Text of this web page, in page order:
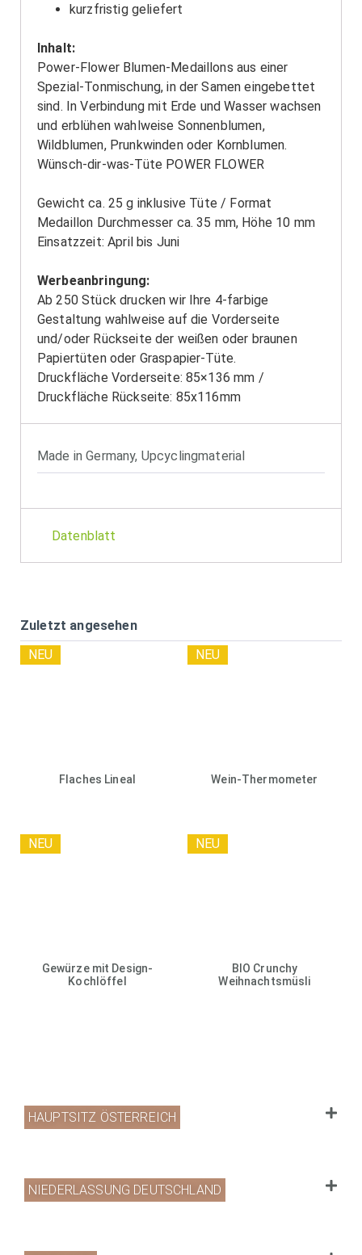
kurzfristig geliefert
Inhalt:
Power-Flower Blumen-Medaillons aus einer
Spezial-Tonmischung, in der Samen eingebettet
sind. In Verbindung mit Erde und Wasser wachsen
und erblühen wahlweise Sonnenblumen,
Wildblumen, Prunkwinden oder Kornblumen.
Wünsch-dir-was-Tüte POWER FLOWER
Gewicht ca. 25 g inklusive Tüte / Format
Medaillon Durchmesser ca. 35 mm, Höhe 10 mm
Einsatzzeit: April bis Juni
Werbeanbringung:
Ab 250 Stück drucken wir Ihre 4-farbige
Gestaltung wahlweise auf die Vorderseite
und/oder Rückseite der weißen oder braunen
Papiertüten oder Graspapier-Tüte.
Druckfläche Vorderseite: 85×136 mm /
Druckfläche Rückseite: 85x116mm
Made in Germany, Upcyclingmaterial
Datenblatt
Zuletzt angesehen
Flaches Lineal
NEU
Wein-Thermometer
NEU
Gewürze mit Design-
Kochlöffel
NEU
BIO Crunchy
Weihnachtsmüsli
NEU
HAUPTSITZ ÖSTERREICH
NIEDERLASSUNG DEUTSCHLAND